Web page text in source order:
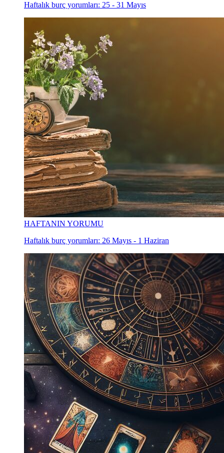
Haftalık burç yorumları: 25 - 31 Mayıs
HAFTANIN YORUMU
Haftalık burç yorumları: 26 Mayıs - 1 Haziran